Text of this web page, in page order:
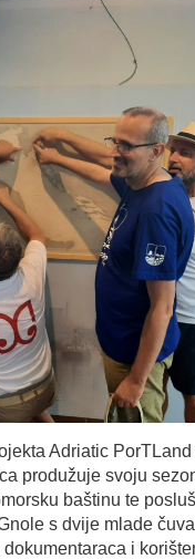
Adriatic
produžuje svoju
baštinu te
s dvije mlade
i